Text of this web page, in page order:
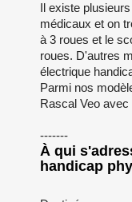
Il existe
médicaux et on
à 3 roues et le
roues. D'autres
électrique
Parmi nos
Rascal Veo
-------
À qui
handicap